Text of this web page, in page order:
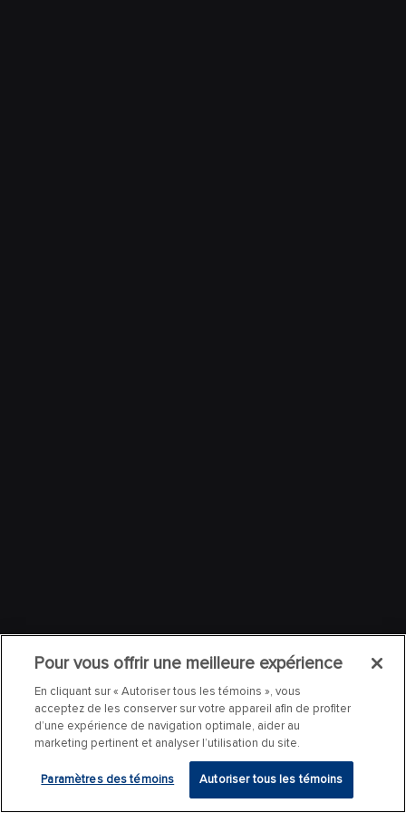
Pour vous offrir une meilleure expérience
En cliquant sur « Autoriser tous les témoins », vous
acceptez de les conserver sur votre appareil afin de profiter
d’une expérience de navigation optimale, aider au
marketing pertinent et analyser l’utilisation du site.
Paramètres des témoins Autoriser tous les témoins